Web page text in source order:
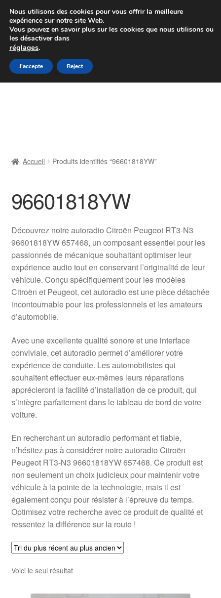
Colissimo livraison à partir de 7 EUR
Du lundi au vendredi de 9 h à 16 h
Aller
à
Aller
au
Livraison
Livraison internationale
Mon compte
Paiements
Panier
Politique de confidentialité
Procédure de Réclamation
Termes et conditions
Accueil Produits identifiés “96601818YW”
96601818YW
Découvrez notre autoradio Citroën Peugeot RT3-N3
96601818YW 657468, un composant essentiel pour les
passionnés de mécanique souhaitant optimiser leur
expérience audio tout en conservant l’originalité de leur
véhicule. Conçu spécifiquement pour les modèles
Citroën et Peugeot, cet autoradio est une pièce détachée
incontournable pour les professionnels et les amateurs
d’automobile.
Avec une excellente qualité sonore et une interface
conviviale, cet autoradio permet d’améliorer votre
expérience de conduite. Les automobilistes qui
souhaitent effectuer eux-mêmes leurs réparations
apprécieront la facilité d’installation de ce produit, qui
s’intègre parfaitement dans le tableau de bord de votre
voiture.
En recherchant un autoradio performant et fiable,
n’hésitez pas à considérer notre autoradio Citroën
Peugeot RT3-N3 96601818YW 657468. Ce produit est
non seulement un choix judicieux pour maintenir votre
véhicule à la pointe de la technologie, mais il est
également conçu pour résister à l’épreuve du temps.
Optimisez votre recherche avec ce produit de qualité et
ressentez la différence sur la route !
Voici le seul résultat
Nous utilisons des cookies pour vous offrir la meilleure
expérience sur notre site Web.
Vous pouvez en savoir plus sur les cookies que nous utilisons ou
les désactiver dans
réglages.
J'accepte Reject